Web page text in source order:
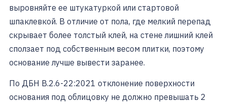
выровняйте ее штукатуркой или стартовой
шпаклевкой. В отличие от пола, где мелкий перепад
скрывает более толстый клей, на стене лишний клей
сползает под собственным весом плитки, поэтому
основание лучше вывести заранее.
По ДБН В.2.6-22:2021 отклонение поверхности
основания под облицовку не должно превышать 2